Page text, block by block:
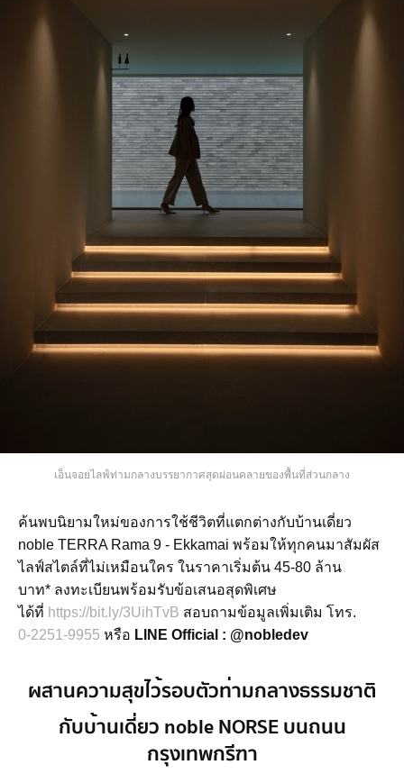
เอ็นจอยไลฟ์ท่ามกลางบรรยากาศสุดผ่อนคลายของพื้นที่ส่วนกลาง
ค้นพบนิยามใหม่ของการใช้ชีวิตที่แตกต่างกับบ้านเดี่ยว
noble TERRA Rama 9 - Ekkamai พร้อมให้ทุกคนมาสัมผัส
ไลฟ์สไตล์ที่ไม่เหมือนใคร ในราคาเริ่มต้น 45-80 ล้าน
บาท* ลงทะเบียนพร้อมรับข้อเสนอสุดพิเศษ
ได้ที่ https://bit.ly/3UihTvB สอบถามข้อมูลเพิ่มเติม โทร.
0-2251-9955 หรือ LINE Official : @nobledev
ผสานความสุขไว้รอบตัวท่ามกลางธรรมชาติ
กับบ้านเดี่ยว noble NORSE บนถนน
กรุงเทพกรีฑา